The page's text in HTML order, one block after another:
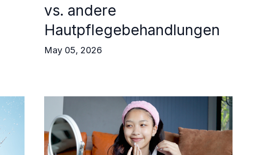
vs. andere
Hautpflegebehandlungen
May 05, 2026